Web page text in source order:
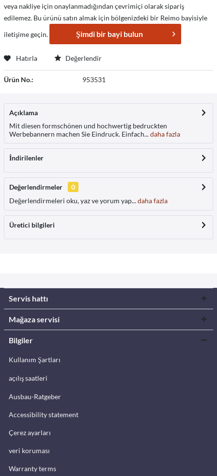
veya nakliye için onaylanmadığından çevrimiçi olarak sipariş
edilemez. Bu ürünü satın almak için bölgenizdeki bir Reimo bayisiyle
iletişime geçin.
Şimdi bir bayi bulun
Hatırla Değerlendir
Ürün No.: 953531
Açıklama
Mit diesen formschönen und hochwertig bedruckten
Werbebannern machen Sie Eindruck. Einfach...daha fazla
İndirilenler
Değerlendirmeler
0
Değerlendirmeleri oku, yaz ve yorum yap...daha fazla
Üretici bilgileri
Servis hattı
Mağaza servisi
Bilgiler
Kullanım Şartları
açılış saatleri
Ausbau-Ratgeber
Accessibility statement
Çerez ayarları
veri koruması
Warranty terms